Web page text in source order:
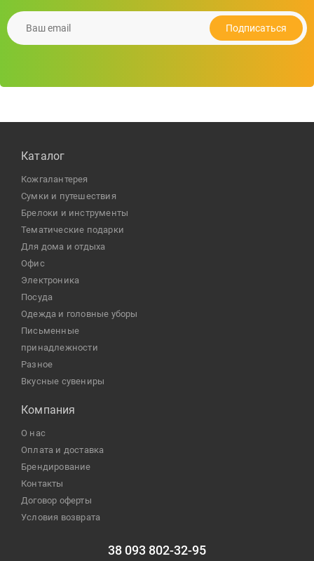
Подробнее
Подписаться
Каталог
кожгалантерея
сумки и путешествия
брелоки и инструменты
тематические подарки
для дома и отдыха
офис
электроника
посуда
одежда и головные уборы
письменные
принадлежности
разное
Вкусные сувениры
Компания
О нас
Оплата и доставка
Брендирование
Контакты
Договор оферты
Условия возврата
38 093 802-32-95